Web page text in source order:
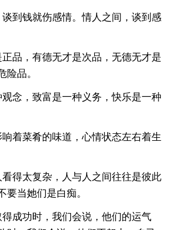
到钱就伤感情。情人之间，谈到感
品，有德无才是次品，无德无才是
险品。
念，致富是一种义务，快乐是一种
着菜肴的味道，心情状态左右着生
得太复杂，人与人之间往往是彼此
要当她们是白痴。
成功时，我们会说，他们的运气